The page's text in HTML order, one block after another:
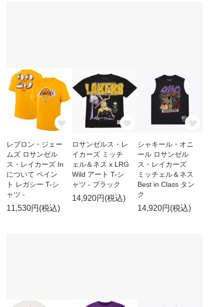
レブロン・ジェー
ムズ ロサンゼル
ス・レイカーズ In
について ペイン
ト レガシー T-シ
ャツ -
11,530円(税込)
ロサンゼルス・レ
イカーズ ミッチ
ェル＆ネス x LRG
Wild アート T-シ
ャツ - ブラック
14,920円(税込)
シャキール・オニ
ール ロサンゼル
ス・レイカーズ
ミッチェル＆ネス
Best in Class タン
ク
14,920円(税込)